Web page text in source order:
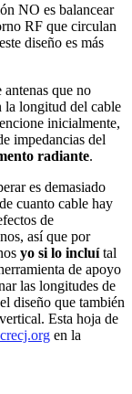
NO es balancear
RF que circulan
diseño es más
que no
la longitud del cable
inicialmente,
impedancias del
radiante.
es demasiado
cuanto cable hay
de
así que por
yo si lo incluítal
de apoyo
las longitudes de
diseño que también
Esta hoja de
en la